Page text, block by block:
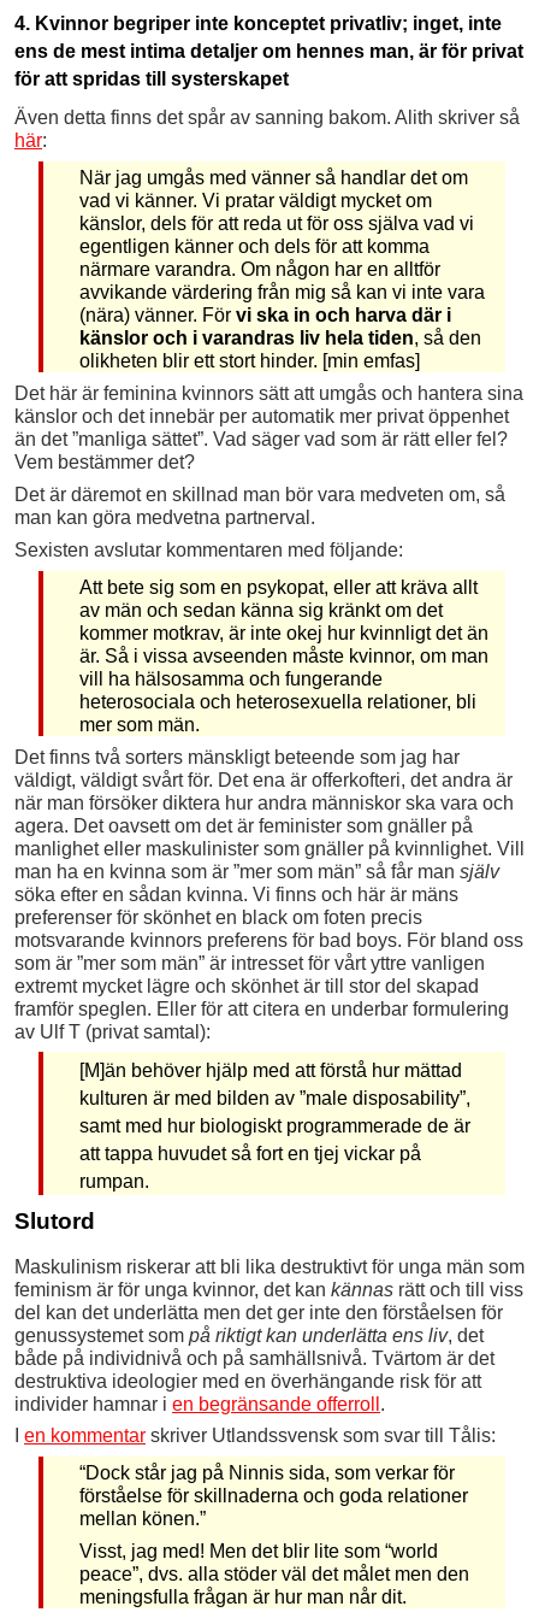
4. Kvinnor begriper inte konceptet privatliv; inget, inte
ens de mest intima detaljer om hennes man, är för privat
för att spridas till systerskapet
Även detta finns det spår av sanning bakom. Alith skriver så
här:
När jag umgås med vänner så handlar det om
vad vi känner. Vi pratar väldigt mycket om
känslor, dels för att reda ut för oss själva vad vi
egentligen känner och dels för att komma
närmare varandra. Om någon har en alltför
avvikande värdering från mig så kan vi inte vara
(nära) vänner. För vi ska in och harva där i
känslor och i varandras liv hela tiden, så den
olikheten blir ett stort hinder. [min emfas]
Det här är feminina kvinnors sätt att umgås och hantera sina
känslor och det innebär per automatik mer privat öppenhet
än det ”manliga sättet”. Vad säger vad som är rätt eller fel?
Vem bestämmer det?
Det är däremot en skillnad man bör vara medveten om, så
man kan göra medvetna partnerval.
Sexisten avslutar kommentaren med följande:
Att bete sig som en psykopat, eller att kräva allt
av män och sedan känna sig kränkt om det
kommer motkrav, är inte okej hur kvinnligt det än
är. Så i vissa avseenden måste kvinnor, om man
vill ha hälsosamma och fungerande
heterosociala och heterosexuella relationer, bli
mer som män.
Det finns två sorters mänskligt beteende som jag har
väldigt, väldigt svårt för. Det ena är offerkofteri, det andra är
när man försöker diktera hur andra människor ska vara och
agera. Det oavsett om det är feminister som gnäller på
manlighet eller maskulinister som gnäller på kvinnlighet. Vill
man ha en kvinna som är ”mer som män” så får man själv
söka efter en sådan kvinna. Vi finns och här är mäns
preferenser för skönhet en black om foten precis
motsvarande kvinnors preferens för bad boys. För bland oss
som är ”mer som män” är intresset för vårt yttre vanligen
extremt mycket lägre och skönhet är till stor del skapad
framför speglen. Eller för att citera en underbar formulering
av Ulf T (privat samtal):
[M]än behöver hjälp med att förstå hur mättad
kulturen är med bilden av ”male disposability”,
samt med hur biologiskt programmerade de är
att tappa huvudet så fort en tjej vickar på
rumpan.
Slutord
Maskulinism riskerar att bli lika destruktivt för unga män som
feminism är för unga kvinnor, det kan kännas rätt och till viss
del kan det underlätta men det ger inte den förståelsen för
genussystemet som på riktigt kan underlätta ens liv, det
både på individnivå och på samhällsnivå. Tvärtom är det
destruktiva ideologier med en överhängande risk för att
individer hamnar i en begränsande offerroll .
en kommentar skriver Utlandssvensk som svar till Tålis:
“Dock står jag på Ninnis sida, som verkar för
förståelse för skillnaderna och goda relationer
mellan könen.”
Visst, jag med! Men det blir lite som “world
peace”, dvs. alla stöder väl det målet men den
meningsfulla frågan är hur man når dit.